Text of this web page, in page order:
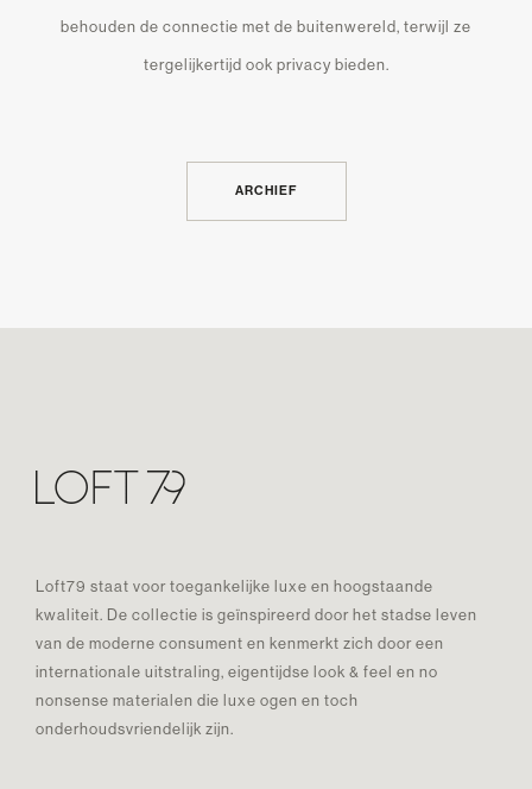
behouden de connectie met de buitenwereld, terwijl ze
tergelijkertijd ook privacy bieden.
ARCHIEF
Loft79 staat voor toegankelijke luxe en hoogstaande
kwaliteit. De collectie is geïnspireerd door het stadse leven
van de moderne consument en kenmerkt zich door een
internationale uitstraling, eigentijdse look & feel en no
nonsense materialen die luxe ogen en toch
onderhoudsvriendelijk zijn.